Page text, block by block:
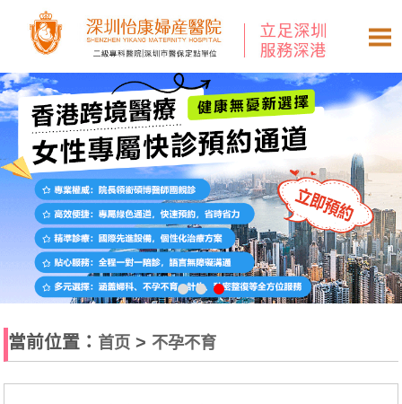
當前位置： 首页 > 不孕不育